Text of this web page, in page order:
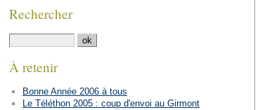
Rechercher
À retenir
Bonne Année 2006 à tous
Le Téléthon 2005 : coup d'envoi au Girmont